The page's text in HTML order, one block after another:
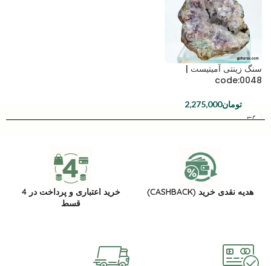
سنگ زینتی آمیتیست |
code:0048
تومان2,275,000
هدیه نقدی خرید (CASHBACK)
خرید اعتباری و پرداخت در 4
قسط